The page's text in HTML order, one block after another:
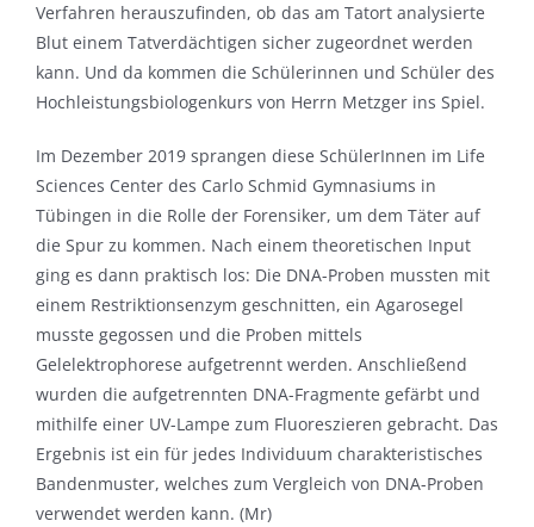
Verfahren herauszufinden, ob das am Tatort analysierte
Blut einem Tatverdächtigen sicher zugeordnet werden
kann. Und da kommen die Schülerinnen und Schüler des
Hochleistungsbiologenkurs von Herrn Metzger ins Spiel.
Im Dezember 2019 sprangen diese SchülerInnen im Life
Sciences Center des Carlo Schmid Gymnasiums in
Tübingen in die Rolle der Forensiker, um dem Täter auf
die Spur zu kommen. Nach einem theoretischen Input
ging es dann praktisch los: Die DNA-Proben mussten mit
einem Restriktionsenzym geschnitten, ein Agarosegel
musste gegossen und die Proben mittels
Gelelektrophorese aufgetrennt werden. Anschließend
wurden die aufgetrennten DNA-Fragmente gefärbt und
mithilfe einer UV-Lampe zum Fluoreszieren gebracht. Das
Ergebnis ist ein für jedes Individuum charakteristisches
Bandenmuster, welches zum Vergleich von DNA-Proben
verwendet werden kann. (Mr)